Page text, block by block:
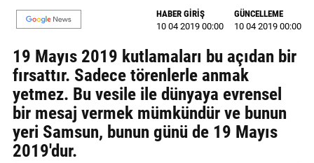
EĞİTİM
GALERİ
VİDEO
YAZARLAR
BİZE
ULAŞIN
HABER GİRİŞ
10 04 2019 00:00
GÜNCELLEME
10 04 2019 00:00
19 Mayıs 2019 kutlamaları bu açıdan bir
fırsattır. Sadece törenlerle anmak
yetmez. Bu vesile ile dünyaya evrensel
bir mesaj vermek mümkündür ve bunun
yeri Samsun, bunun günü de 19 Mayıs
2019'dur.